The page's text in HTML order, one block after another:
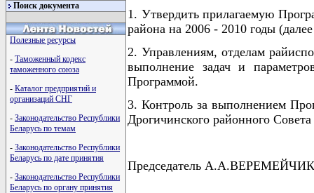
Поиск документа
Полезные ресурсы
- Таможенный кодекс
таможенного союза
- Каталог предприятий и
организаций СНГ
- Законодательство Республики
Беларусь по темам
- Законодательство Республики
Беларусь по дате принятия
- Законодательство Республики
Беларусь по органу принятия
1. Утвердить прилагаемую
района на 2006 - 2010 годы
2. Управлениям, отделам
выполнение задач и
Программой.
3. Контроль за выполнением
Дрогичинского районного Совета
Председатель А.А.ВЕРЕМЕЙЧИК